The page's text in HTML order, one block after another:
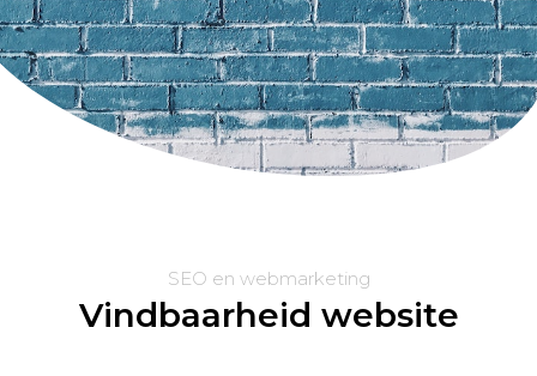
SEO en webmarketing
Vindbaarheid website